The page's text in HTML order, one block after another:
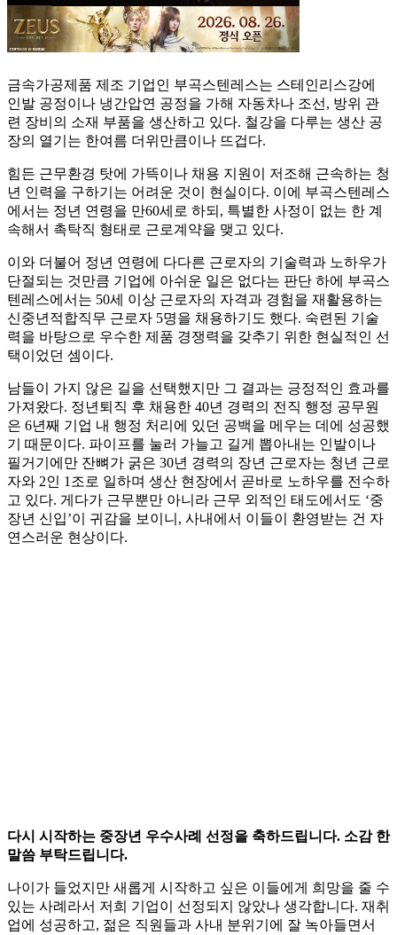
금속가공제품 제조 기업인 부곡스텐레스는 스테인리스강에
인발 공정이나 냉간압연 공정을 가해 자동차나 조선, 방위 관
련 장비의 소재 부품을 생산하고 있다. 철강을 다루는 생산 공
장의 열기는 한여름 더위만큼이나 뜨겁다.
힘든 근무환경 탓에 가뜩이나 채용 지원이 저조해 근속하는 청
년 인력을 구하기는 어려운 것이 현실이다. 이에 부곡스텐레스
에서는 정년 연령을 만60세로 하되, 특별한 사정이 없는 한 계
속해서 촉탁직 형태로 근로계약을 맺고 있다.
이와 더불어 정년 연령에 다다른 근로자의 기술력과 노하우가
단절되는 것만큼 기업에 아쉬운 일은 없다는 판단 하에 부곡스
텐레스에서는 50세 이상 근로자의 자격과 경험을 재활용하는
신중년적합직무 근로자 5명을 채용하기도 했다. 숙련된 기술
력을 바탕으로 우수한 제품 경쟁력을 갖추기 위한 현실적인 선
택이었던 셈이다.
남들이 가지 않은 길을 선택했지만 그 결과는 긍정적인 효과를
가져왔다. 정년퇴직 후 채용한 40년 경력의 전직 행정 공무원
은 6년째 기업 내 행정 처리에 있던 공백을 메우는 데에 성공했
기 때문이다. 파이프를 눌러 가늘고 길게 뽑아내는 인발이나
필거기에만 잔뼈가 굵은 30년 경력의 장년 근로자는 청년 근로
자와 2인 1조로 일하며 생산 현장에서 곧바로 노하우를 전수하
고 있다. 게다가 근무뿐만 아니라 근무 외적인 태도에서도 ‘중
장년 신입’이 귀감을 보이니, 사내에서 이들이 환영받는 건 자
연스러운 현상이다.
다시 시작하는 중장년 우수사례 선정을 축하드립니다. 소감 한
말씀 부탁드립니다.
나이가 들었지만 새롭게 시작하고 싶은 이들에게 희망을 줄 수
있는 사례라서 저희 기업이 선정되지 않았나 생각합니다. 재취
업에 성공하고, 젊은 직원들과 사내 분위기에 잘 녹아들면서